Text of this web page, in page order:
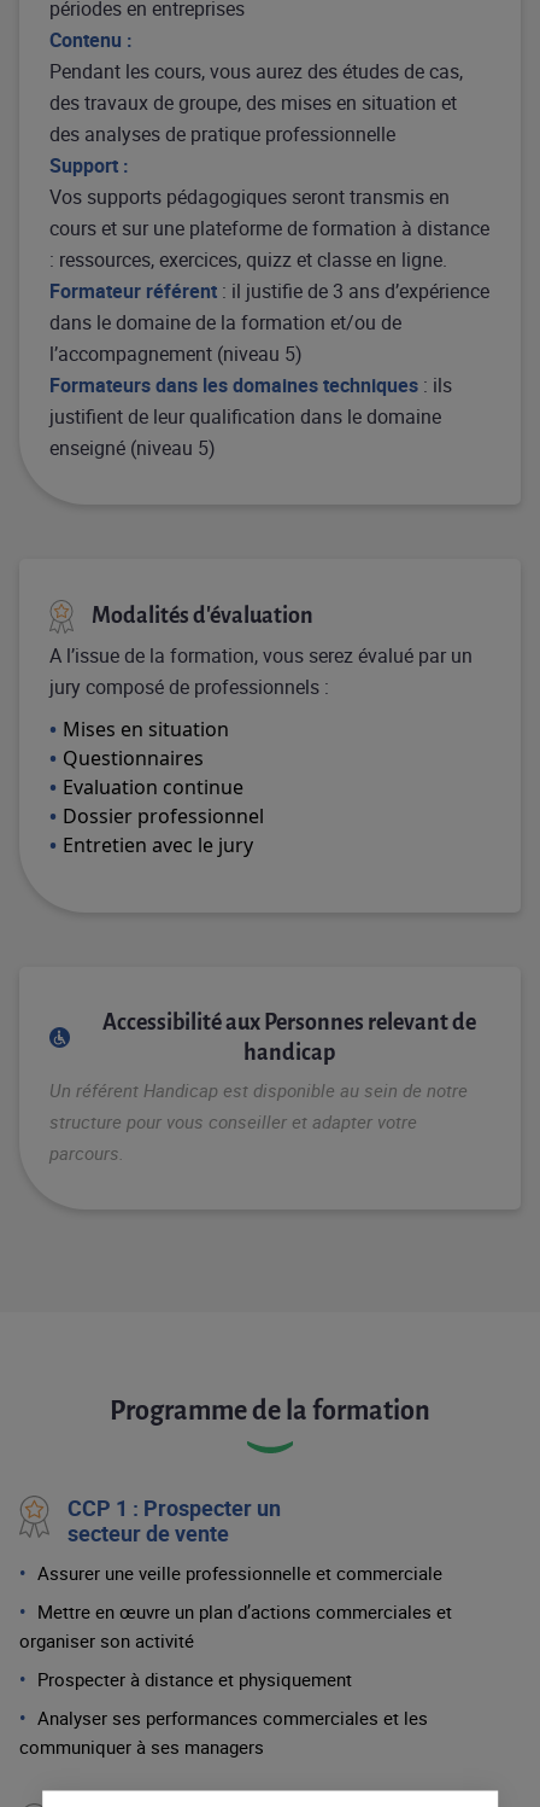
périodes en entreprises
Contenu :
Pendant les cours, vous aurez des études de cas,
des travaux de groupe, des mises en situation et
des analyses de pratique professionnelle
Support :
Vos supports pédagogiques seront transmis en
cours et sur une plateforme de formation à distance
: ressources, exercices, quizz et classe en ligne.
Formateur référent : il justifie de 3 ans d’expérience
dans le domaine de la formation et/ou de
l’accompagnement (niveau 5)
Formateurs dans les domaines techniques : ils
justifient de leur qualification dans le domaine
enseigné (niveau 5)
Modalités d'évaluation
A l’issue de la formation, vous serez évalué par un
jury composé de professionnels :
Mises en situation
Questionnaires
Evaluation continue
Dossier professionnel
Entretien avec le jury
Accessibilité aux Personnes relevant de
handicap
Un référent Handicap est disponible au sein de notre
structure pour vous conseiller et adapter votre
parcours.
Programme de la formation
CCP 1 : Prospecter un
secteur de vente
Assurer une veille professionnelle et commerciale
Mettre en œuvre un plan d’actions commerciales et
organiser son activité
Prospecter à distance et physiquement
Analyser ses performances commerciales et les
communiquer à ses managers